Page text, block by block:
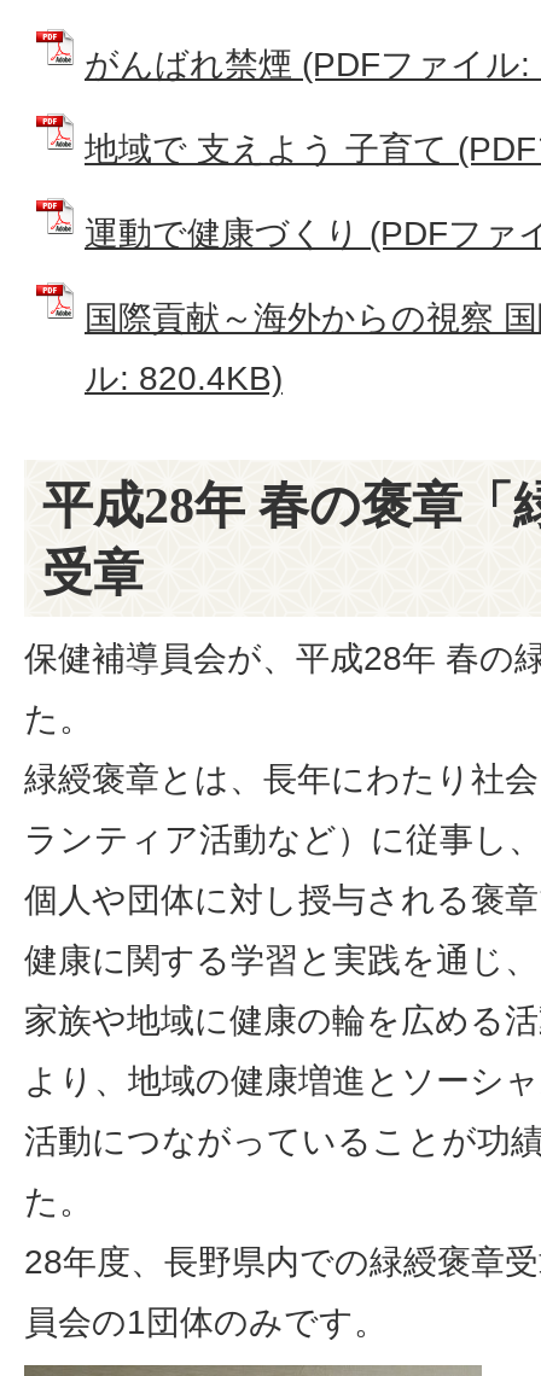
がんばれ禁煙 (PDFファイル:
地域で 支えよう 子育て
運動で健康づくり (PDFファ
国際貢献～海外からの視察
ル: 820.4KB)
平成28年 春の褒章「
受章
保健補導員会が、平成28年 春の
た。
緑綬褒章とは、長年にわたり社
ランティア活動など）に従事し
個人や団体に対し授与される褒
健康に関する学習と実践を通じ
家族や地域に健康の輪を広める
より、地域の健康増進とソーシ
活動につながっていることが功
た。
28年度、長野県内での緑綬褒章
員会の1団体のみです。